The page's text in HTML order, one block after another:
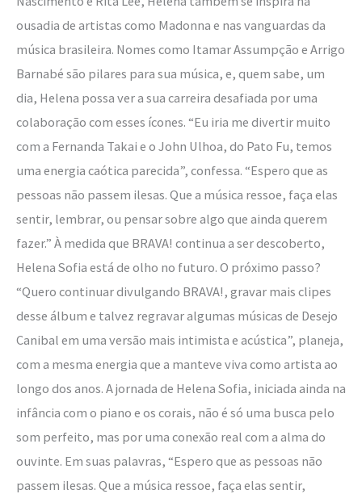
ousadia de artistas como Madonna e nas vanguardas da
música brasileira. Nomes como Itamar Assumpção e Arrigo
Barnabé são pilares para sua música, e, quem sabe, um
dia, Helena possa ver a sua carreira desafiada por uma
colaboração com esses ícones. “Eu iria me divertir muito
com a Fernanda Takai e o John Ulhoa, do Pato Fu, temos
uma energia caótica parecida”, confessa. “Espero que as
pessoas não passem ilesas. Que a música ressoe, faça elas
sentir, lembrar, ou pensar sobre algo que ainda querem
fazer.” À medida que BRAVA! continua a ser descoberto,
Helena Sofia está de olho no futuro. O próximo passo?
“Quero continuar divulgando BRAVA!, gravar mais clipes
desse álbum e talvez regravar algumas músicas de Desejo
Canibal em uma versão mais intimista e acústica”, planeja,
com a mesma energia que a manteve viva como artista ao
longo dos anos. A jornada de Helena Sofia, iniciada ainda na
infância com o piano e os corais, não é só uma busca pelo
som perfeito, mas por uma conexão real com a alma do
ouvinte. Em suas palavras, “Espero que as pessoas não
passem ilesas. Que a música ressoe, faça elas sentir,